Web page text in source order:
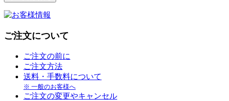
ご注文について
ご注文の前に
ご注文方法
送料・手数料について
※ 一般のお客様へ
ご注文の変更やキャンセル